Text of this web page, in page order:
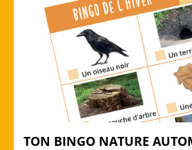
TON BINGO NATURE